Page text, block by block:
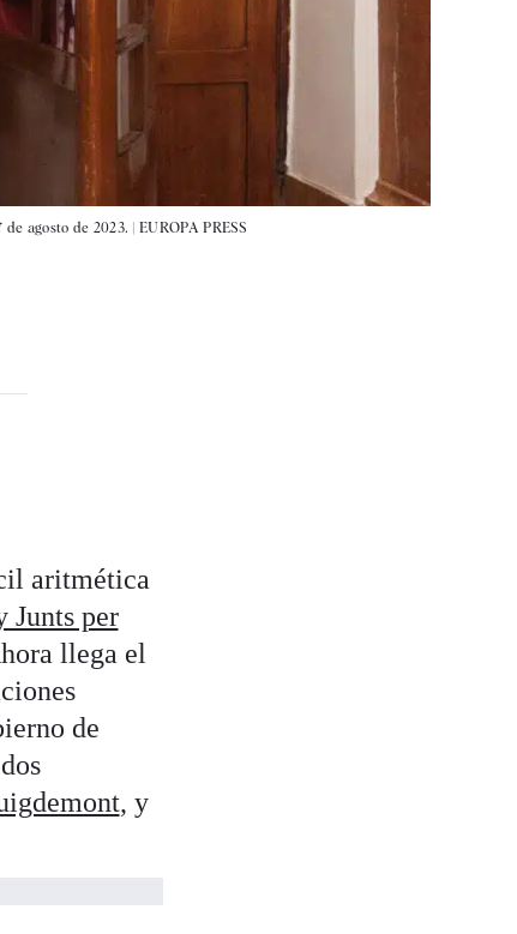
de agosto de 2023. |EUROPA PRESS
aritmética
Junts per
llega el
de
, y